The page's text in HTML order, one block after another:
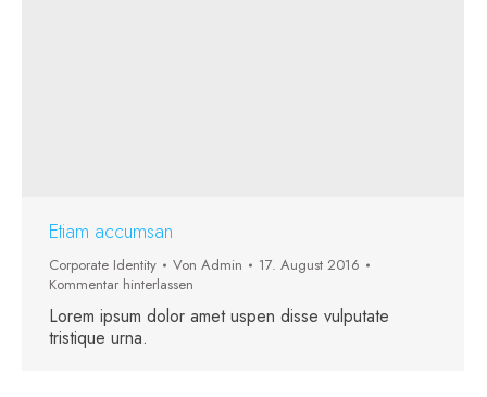
Etiam accumsan
Corporate Identity Von Admin
17. August 2016
Kommentar hinterlassen
Lorem ipsum dolor amet uspen disse vulputate
tristique urna.